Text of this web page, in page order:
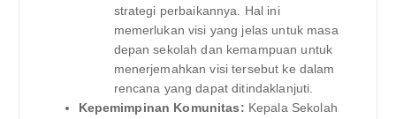
strategi perbaikannya. Hal ini
memerlukan visi yang jelas untuk masa
depan sekolah dan kemampuan untuk
menerjemahkan visi tersebut ke dalam
rencana yang dapat ditindaklanjuti.
Kepemimpinan Komunitas: Kepala Sekolah